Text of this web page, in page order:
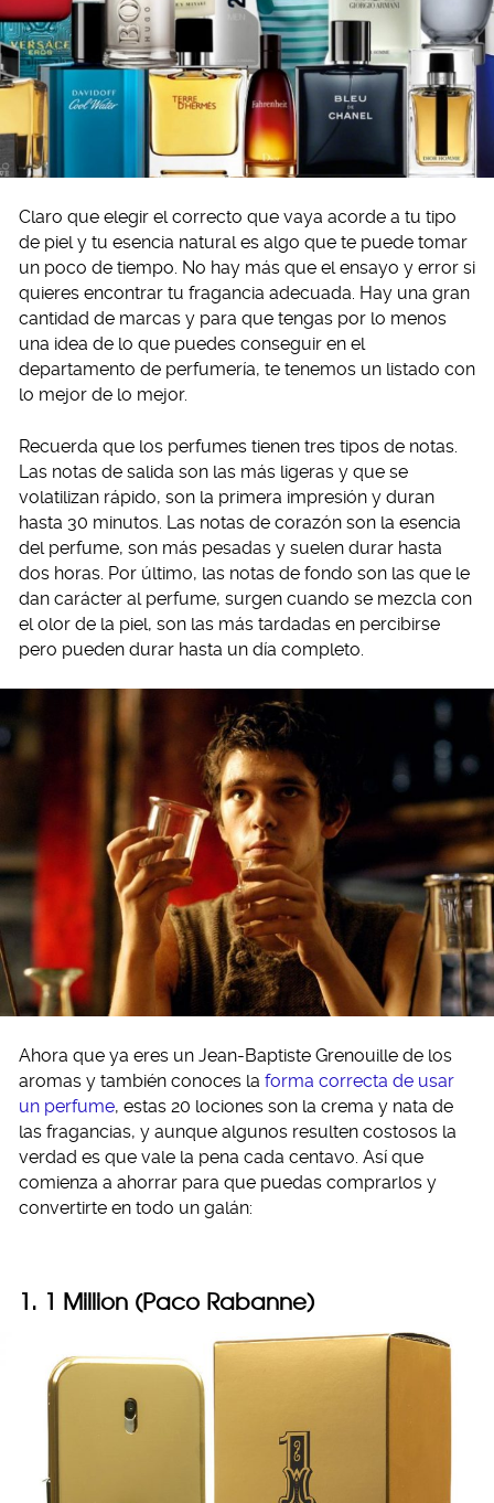
Claro que elegir el correcto que vaya acorde a tu tipo
de piel y tu esencia natural es algo que te puede tomar
un poco de tiempo. No hay más que el ensayo y error si
quieres encontrar tu fragancia adecuada. Hay una gran
cantidad de marcas y para que tengas por lo menos
una idea de lo que puedes conseguir en el
departamento de perfumería, te tenemos un listado con
lo mejor de lo mejor.
Recuerda que los perfumes tienen tres tipos de notas.
Las notas de salida son las más ligeras y que se
volatilizan rápido, son la primera impresión y duran
hasta 30 minutos. Las notas de corazón son la esencia
del perfume, son más pesadas y suelen durar hasta
dos horas. Por último, las notas de fondo son las que le
dan carácter al perfume, surgen cuando se mezcla con
el olor de la piel, son las más tardadas en percibirse
pero pueden durar hasta un día completo.
Ahora que ya eres un Jean-Baptiste Grenouille de los
aromas y también conoces la forma correcta de usar
un perfume, estas 20 lociones son la crema y nata de
las fragancias, y aunque algunos resulten costosos la
verdad es que vale la pena cada centavo. Así que
comienza a ahorrar para que puedas comprarlos y
convertirte en todo un galán:
1. 1 Million (Paco Rabanne)